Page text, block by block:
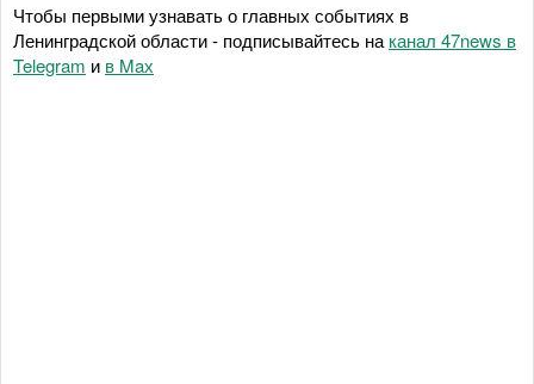
Чтобы первыми узнавать о главных событиях в
Ленинградской области - подписывайтесь на канал 47news в
Telegram и в Maх